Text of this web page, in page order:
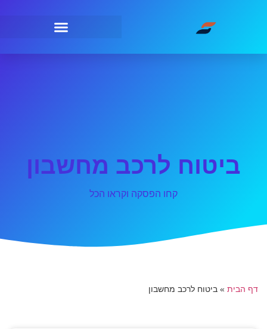
ביטוח לרכב מחשבון
קחו הפסקה וקראו הכל
דף הבית » ביטוח לרכב מחשבון